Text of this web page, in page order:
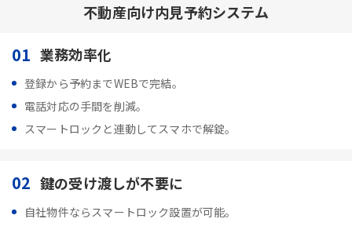
不動産向け内見予約システム
01 業務効率化
登録から予約までWEBで完結。
電話対応の手間を削減。
スマートロックと連動してスマホで解錠。
02 鍵の受け渡しが不要に
自社物件ならスマートロック設置が可能。